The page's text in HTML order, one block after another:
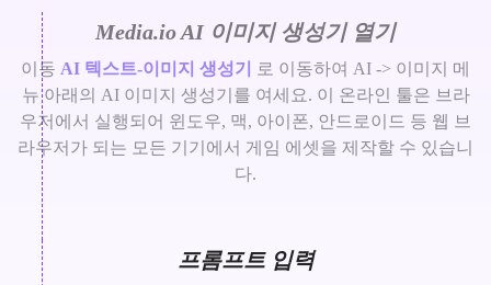
Media.io AI 이미지 생성기 열기
이동 AI 텍스트-이미지 생성기
로 이동하여 AI -> 이미지 메
뉴 아래의 AI 이미지 생성기를 여세요. 이 온라인 툴은 브라
우저에서 실행되어 윈도우, 맥, 아이폰, 안드로이드 등 웹 브
라우저가 되는 모든 기기에서 게임 에셋을 제작할 수 있습니
다.
프롬프트 입력